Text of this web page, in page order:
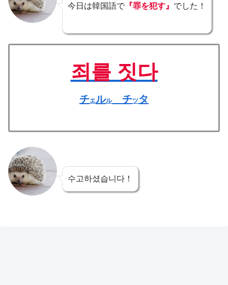
今日は韓国語で 『罪を犯す』 でした！
죄를 짓다
チエルルチツタ
수고하셨습니다！